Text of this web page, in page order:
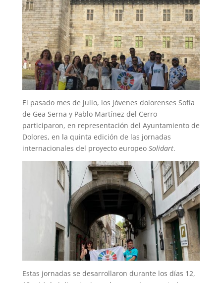
El pasado mes de julio, los jóvenes dolorenses Sofía
de Gea Serna y Pablo Martínez del Cerro
participaron, en representación del Ayuntamiento de
Dolores, en la quinta edición de las jornadas
internacionales del proyecto europeo Solidart.
Estas jornadas se desarrollaron durante los días 12,